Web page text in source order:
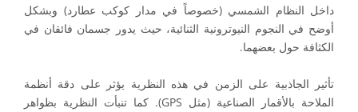
داخل النظام الشمسي (خصوصاً في مدار كوكب عطارد) وبشكل
أوضح في النجوم النيوترونية الثنائية، حيث يدور جسمان فائقان في
الكثافة حول بعضهما.
تأثير الجاذبية على الزمن في هذه النظرية يؤثر على دقة أنظمة
الملاحة بالأقمار الصناعية (مثل GPS). كما تنبأت النظرية بظواهر